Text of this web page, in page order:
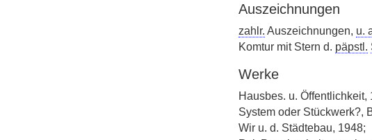
Auszeichnungen
zahlr. Auszeichnungen, u.
Komtur mit Stern d. päpstl.
Werke
Hausbes. u. Öffentlichkeit,
System oder Stückwerk?,
Wir u. d. Städtebau, 1948;